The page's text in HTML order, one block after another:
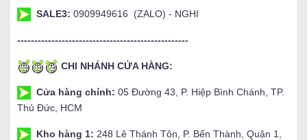
SALE3: 0909949616 (ZALO) - NGHI
--------------------------------------------------
CHI NHÁNH CỬA HÀNG:
Cửa hàng chính: 05 Đường 43, P. Hiệp Bình Chánh, TP.
Thủ Đức, HCM
Kho hàng 1: 248 Lê Thánh Tôn, P. Bến Thành, Quận 1,